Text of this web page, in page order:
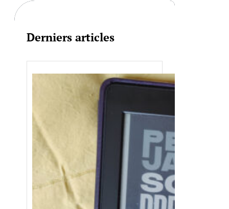
Derniers articles